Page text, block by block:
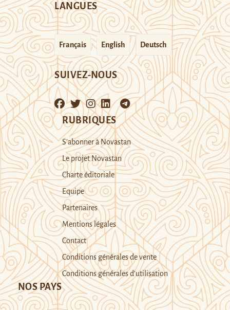
LANGUES
Français English Deutsch
SUIVEZ-NOUS
RUBRIQUES
S’abonner à Novastan
Le projet Novastan
Charte éditoriale
Equipe
Partenaires
Mentions légales
Contact
Conditions générales de vente
Conditions générales d’utilisation
NOS PAYS